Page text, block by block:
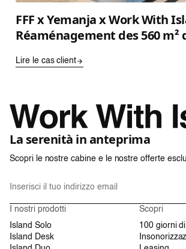
FFF x Yemanja x Work With
Réaménagement des 560 m²
Lire le cas client
La serenità in anteprima
Scopri le nostre cabine e le nostre offerte
I nostri prodotti
Island Solo
Island Desk
Scopri
100 giorni